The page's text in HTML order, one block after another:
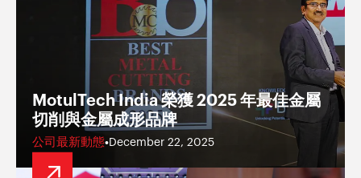
MotulTech India 榮獲 2025 年最佳金屬
切削與金屬成形品牌
公司最新動態•December 22, 2025